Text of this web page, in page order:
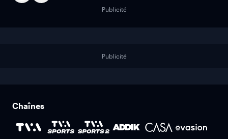
Publicité
Publicité
Chaînes